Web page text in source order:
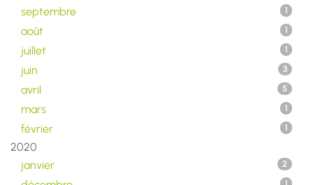
septembre 1
août 1
juillet 1
juin 3
avril 5
mars 1
février 1
2020
janvier
2